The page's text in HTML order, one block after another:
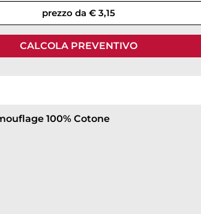
prezzo da € 3,15
CALCOLA PREVENTIVO
100% Cotone